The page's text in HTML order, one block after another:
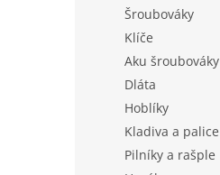
Šroubováky
Klíče
Aku šroubováky
Dláta
Hoblíky
Kladiva a palice
Pilníky a rašple